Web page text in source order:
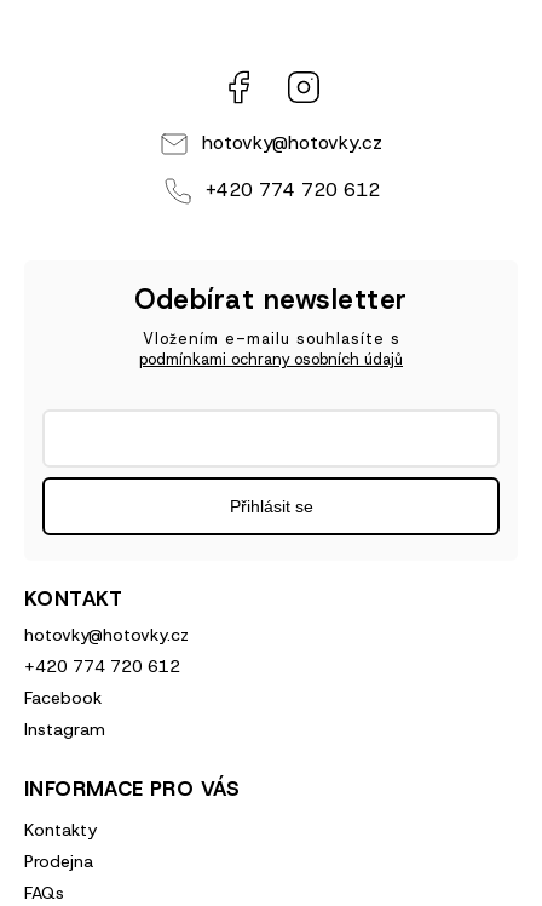
Facebook
hotovky@hotovky.cz
+420 774 720 612
KONTAKT
hotovky@hotovky.cz
+420 774 720 612
Facebook
Instagram
INFORMACE PRO VÁS
Kontakty
Prodejna
FAQs
Odebírat newsletter
Vložením e-mailu souhlasíte s
podmínkami ochrany osobních údajů
Přihlásit se